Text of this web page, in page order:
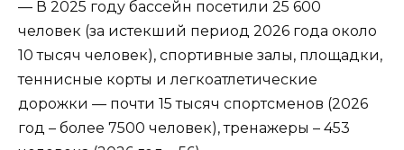
— В 2025 году бассейн посетили 25 600
человек (за истекший период 2026 года около
10 тысяч человек), спортивные залы, площадки,
теннисные корты и легкоатлетические
дорожки — почти 15 тысяч спортсменов (2026
год – более 7500 человек), тренажеры – 453